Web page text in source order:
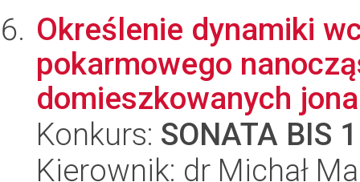
Określenie dynamiki
pokarmowego
domieszkowanych
Konkurs: SONATA BIS 1
Kierownik: dr Michał